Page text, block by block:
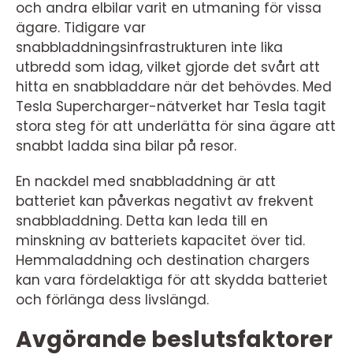
och andra elbilar varit en utmaning för vissa
ägare. Tidigare var
snabbladdningsinfrastrukturen inte lika
utbredd som idag, vilket gjorde det svårt att
hitta en snabbladdare när det behövdes. Med
Tesla Supercharger-nätverket har Tesla tagit
stora steg för att underlätta för sina ägare att
snabbt ladda sina bilar på resor.
En nackdel med snabbladdning är att
batteriet kan påverkas negativt av frekvent
snabbladdning. Detta kan leda till en
minskning av batteriets kapacitet över tid.
Hemmaladdning och destination chargers
kan vara fördelaktiga för att skydda batteriet
och förlänga dess livslängd.
Avgörande beslutsfaktorer